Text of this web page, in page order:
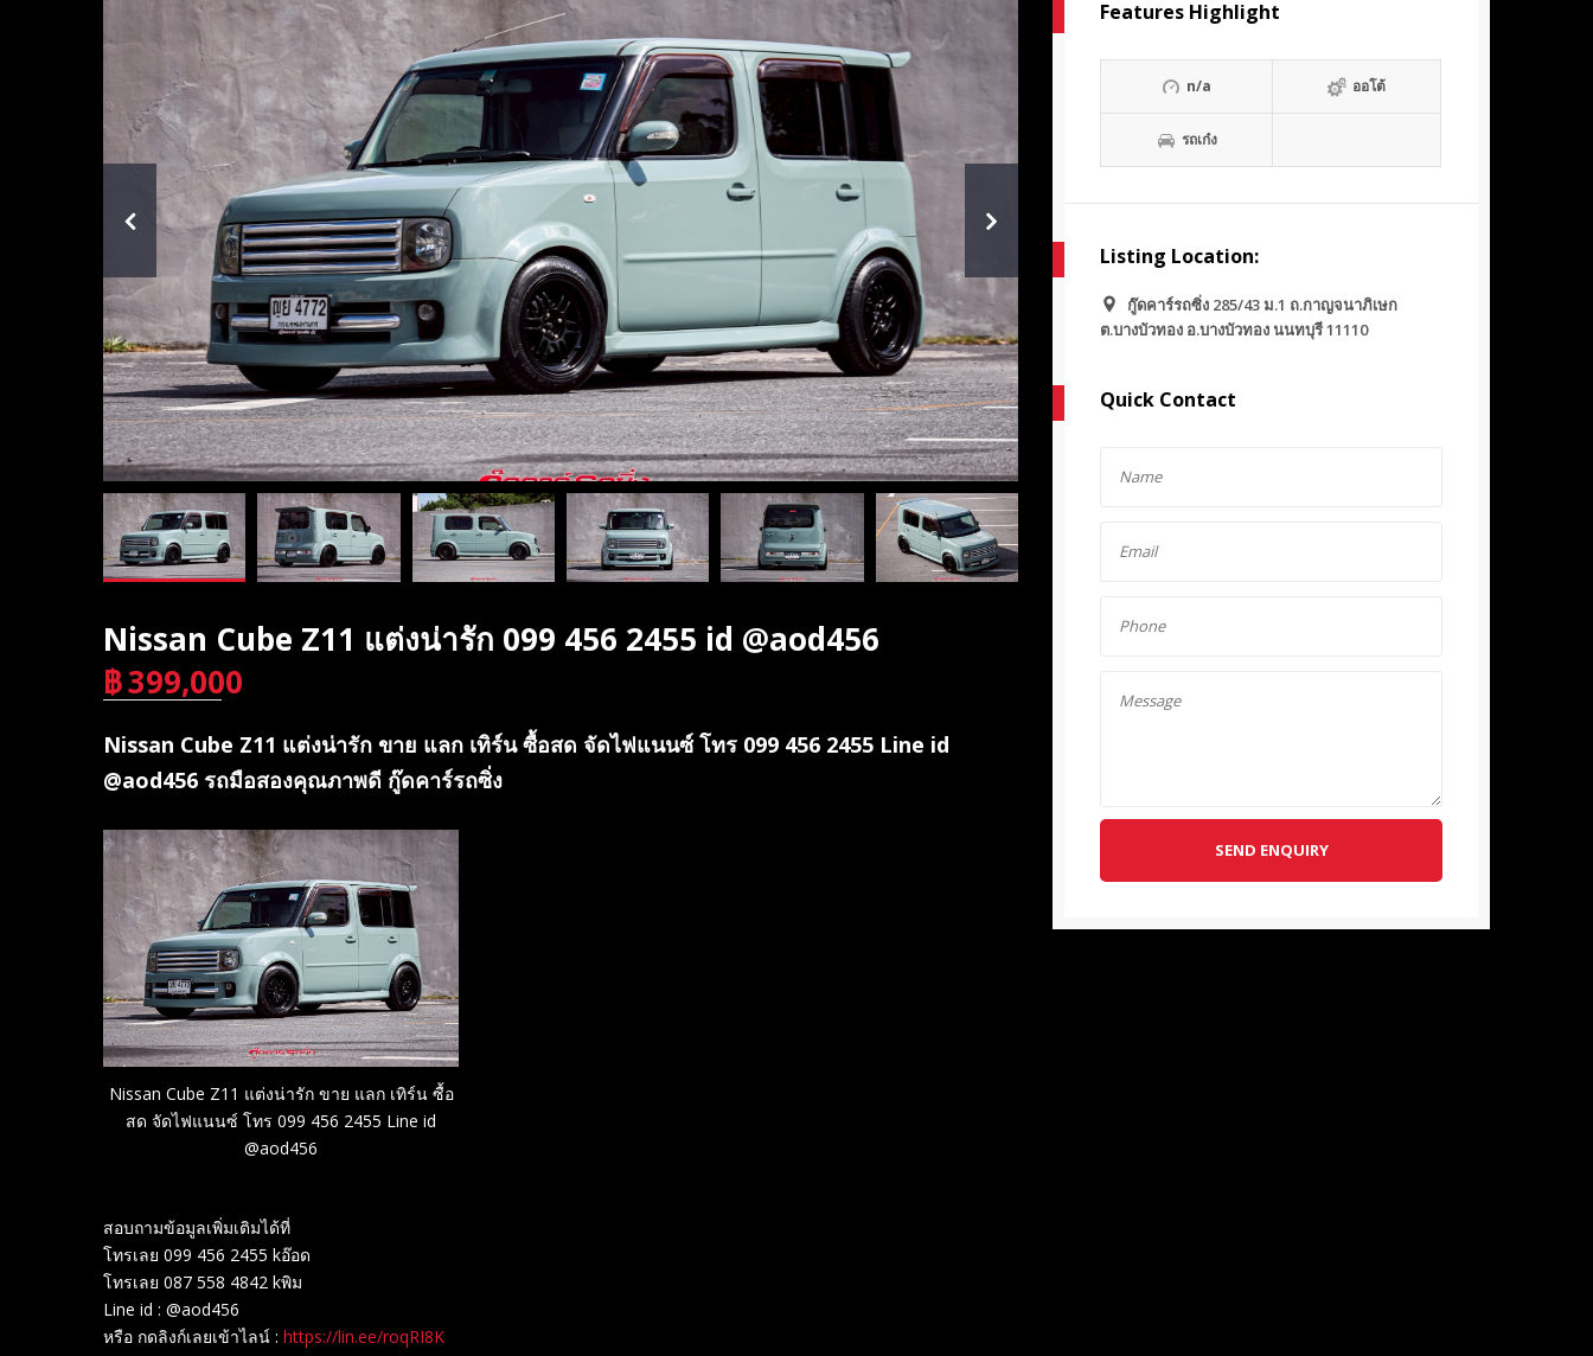
Nissan Cube Z11 แต่งน่ารัก 099 456 2455 id @aod456
฿399,000
Nissan Cube Z11 แต่งน่ารัก ขาย แลก เทิร์น ซื้อสด จัดไฟแนนซ์ โทร 099 456 2455 Line id
@aod456 รถมือสองคุณภาพดี กู๊ดคาร์รถซิ่ง
Nissan Cube Z11 แต่งน่ารัก ขาย แลก เทิร์น ซื้อ
สด จัดไฟแนนซ์ โทร 099 456 2455 Line id
@aod456
สอบถามข้อมูลเพิ่มเติมได้ที่
โทรเลย 099 456 2455 kอ๊อด
โทรเลย 087 558 4842 kพิม
Line id : @aod456
หรือ กดลิงก์เลยเข้าไลน์ : https://lin.ee/roqRI8K
Features Highlight
n/a ออโต้
รถเก๋ง
Listing Location:
กู๊ดคาร์รถซิ่ง 285/43 ม.1 ถ.กาญจนาภิเษก
ต.บางบัวทอง อ.บางบัวทอง นนทบุรี 11110
Quick Contact
SEND ENQUIRY